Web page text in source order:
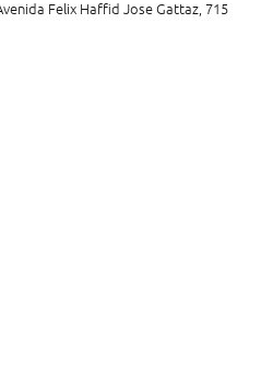
Felix Haffid Jose Gattaz, 715